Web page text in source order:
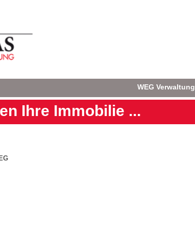
WEG Verwaltung
Ihre Immobilie ...